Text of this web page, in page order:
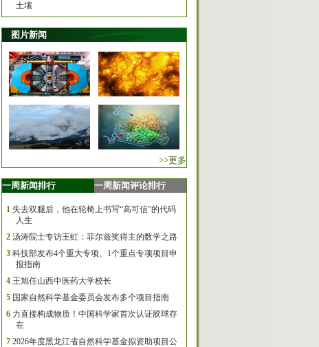
土壤
图片新闻
>>更多
一周新闻排行 一周新闻评论排行
1 失去双腿后，他在轮椅上书写“高可信”的代码
人生
2 汤涛院士专访王虹：菲尔兹奖得主的数学之路
3 科技部发布4个重大专项、1个重点专项项目申
报指南
4 王旭任山西中医药大学校长
5 国家自然科学基金委员会发布多个项目指南
6 力直接构成物质！中国科学家首次认证胶球存
在
7 2026年度黑龙江省自然科学基金拟资助项目公